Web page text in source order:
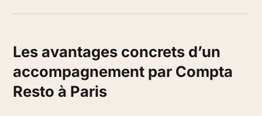
Les avantages concrets d’un
accompagnement par Compta
Resto à Paris